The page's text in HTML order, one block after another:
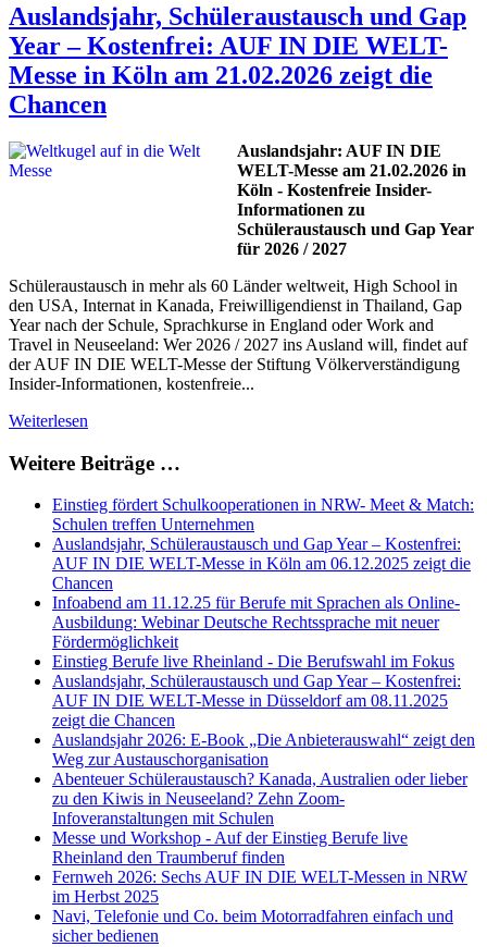
Auslandsjahr, Schüleraustausch und Gap
Year – Kostenfrei: AUF IN DIE WELT-
Messe in Köln am 21.02.2026 zeigt die
Chancen
Auslandsjahr: AUF IN DIE
WELT-Messe am 21.02.2026 in
Köln - Kostenfreie Insider-
Informationen zu
Schüleraustausch und Gap Year
für 2026 / 2027
Schüleraustausch in mehr als 60 Länder weltweit, High School in
den USA, Internat in Kanada, Freiwilligendienst in Thailand, Gap
Year nach der Schule, Sprachkurse in England oder Work and
Travel in Neuseeland: Wer 2026 / 2027 ins Ausland will, findet auf
der AUF IN DIE WELT-Messe der Stiftung Völkerverständigung
Insider-Informationen, kostenfreie...
Weiterlesen
Weitere Beiträge …
Einstieg fördert Schulkooperationen in NRW- Meet & Match:
Schulen treffen Unternehmen
Auslandsjahr, Schüleraustausch und Gap Year – Kostenfrei:
AUF IN DIE WELT-Messe in Köln am 06.12.2025 zeigt die
Chancen
Infoabend am 11.12.25 für Berufe mit Sprachen als Online-
Ausbildung: Webinar Deutsche Rechtssprache mit neuer
Fördermöglichkeit
Einstieg Berufe live Rheinland - Die Berufswahl im Fokus
Auslandsjahr, Schüleraustausch und Gap Year – Kostenfrei:
AUF IN DIE WELT-Messe in Düsseldorf am 08.11.2025
zeigt die Chancen
Auslandsjahr 2026: E-Book „Die Anbieterauswahl“ zeigt den
Weg zur Austauschorganisation
Abenteuer Schüleraustausch? Kanada, Australien oder lieber
zu den Kiwis in Neuseeland? Zehn Zoom-
Infoveranstaltungen mit Schulen
Messe und Workshop - Auf der Einstieg Berufe live
Rheinland den Traumberuf finden
Fernweh 2026: Sechs AUF IN DIE WELT-Messen in NRW
im Herbst 2025
Navi, Telefonie und Co. beim Motorradfahren einfach und
sicher bedienen